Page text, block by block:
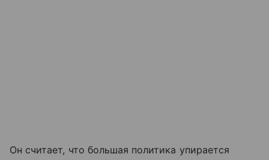
Он считает, что большая политика упирается